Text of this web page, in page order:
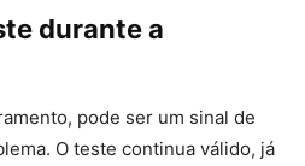
durante a
pode ser um sinal de
O teste continua válido, já